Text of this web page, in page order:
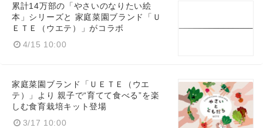
累計14万部の「やさいのなりたい絵
本」シリーズと 家庭菜園ブランド「Ｕ
ＥＴＥ（ウエテ）」がコラボ
4/15 10:00
家庭菜園ブランド「ＵＥＴＥ（ウエ
テ）」より 親子で“育てて食べる”を楽
しむ食育栽培キット登場
3/17 10:00